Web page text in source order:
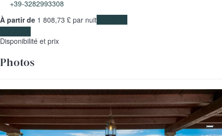
+39-3282993308
À partir de 1 808,73 £ par nuit
Disponibilité et prix
Photos